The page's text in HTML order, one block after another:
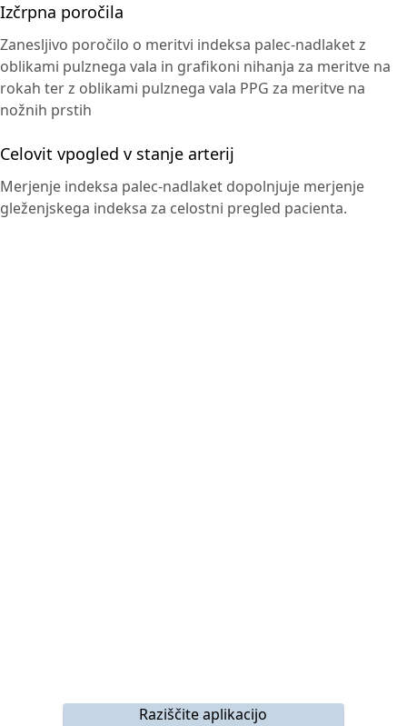
Izčrpna poročila
Zanesljivo poročilo o meritvi indeksa palec-nadlaket z
oblikami pulznega vala in grafikoni nihanja za meritve na
rokah ter z oblikami pulznega vala PPG za meritve na
nožnih prstih
Celovit vpogled v stanje arterij
Merjenje indeksa palec-nadlaket dopolnjuje merjenje
gleženjskega indeksa za celostni pregled pacienta.
Raziščite aplikacijo